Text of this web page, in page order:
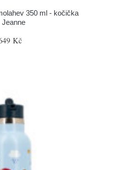
350 ml - kočička
Jeanne
Kč